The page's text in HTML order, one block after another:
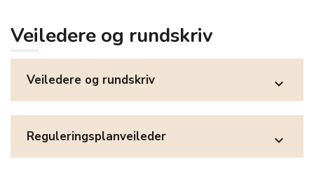
Veiledere og rundskriv
Veiledere og rundskriv expand_more
Reguleringsplanveileder expand_more